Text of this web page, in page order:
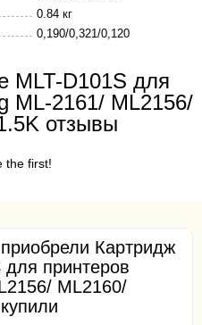
0.84 кг
0,190/0,321/0,120
MLT-D101S для
ML-2161/ ML2156/
отзывы
the first!
Картридж
для принтеров
ML2160/